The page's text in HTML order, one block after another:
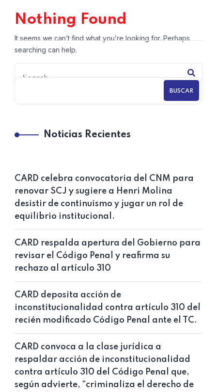
Nothing Found
It seems we can’t find what you’re looking for. Perhaps
searching can help.
BUSCAR
Noticias Recientes
CARD celebra convocatoria del CNM para
renovar SCJ y sugiere a Henri Molina
desistir de continuismo y jugar un rol de
equilibrio institucional.
CARD respalda apertura del Gobierno para
revisar el Código Penal y reafirma su
rechazo al artículo 310
CARD deposita acción de
inconstitucionalidad contra artículo 310 del
recién modificado Código Penal ante el TC.
CARD convoca a la clase jurídica a
respaldar acción de inconstitucionalidad
contra artículo 310 del Código Penal que,
según advierte, “criminaliza el derecho de